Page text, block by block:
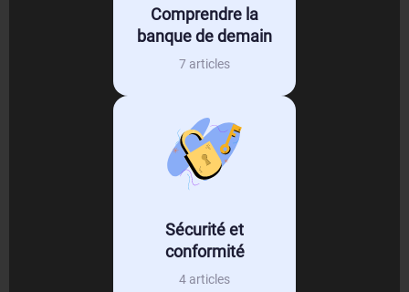
Comprendre la
banque de demain
7 articles
Sécurité et
conformité
4 articles